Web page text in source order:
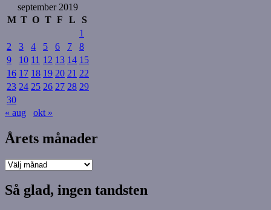
september 2019
M T O T F L
S
1
2
3 4 5 6 7
8
9
10 11 12 13 14 15
16 17 18 19 20 21 22
23 24 25 26 27 28 29
30
« aug
okt »
Årets månader
Årets
Så glad, ingen tandsten